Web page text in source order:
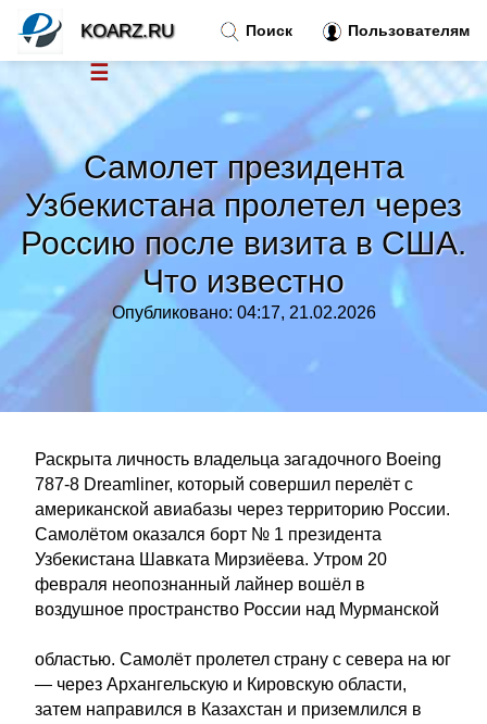
Самолет президента
Узбекистана пролетел через
Россию после визита в США.
Что известно
Опубликовано: 04:17, 21.02.2026
Раскрыта личность владельца загадочного Boeing
787-8 Dreamliner, который совершил перелёт с
американской авиабазы через территорию России.
Самолётом оказался борт № 1 президента
Узбекистана Шавката Мирзиёева. Утром 20
февраля неопознанный лайнер вошёл в
воздушное пространство России над Мурманской
областью. Самолёт пролетел страну с севера на юг
— через Архангельскую и Кировскую области,
затем направился в Казахстан и приземлился в
Поиск Пользователям
KOARZ.RU
☰
Тренды новостей»
Рубрики»
Правила »